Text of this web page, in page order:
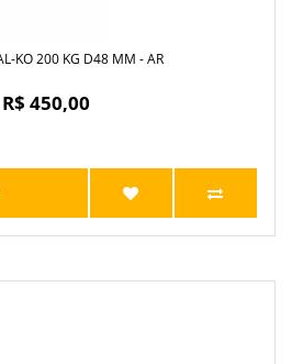
KO 200 KG D48 MM - AR
R$ 450,00